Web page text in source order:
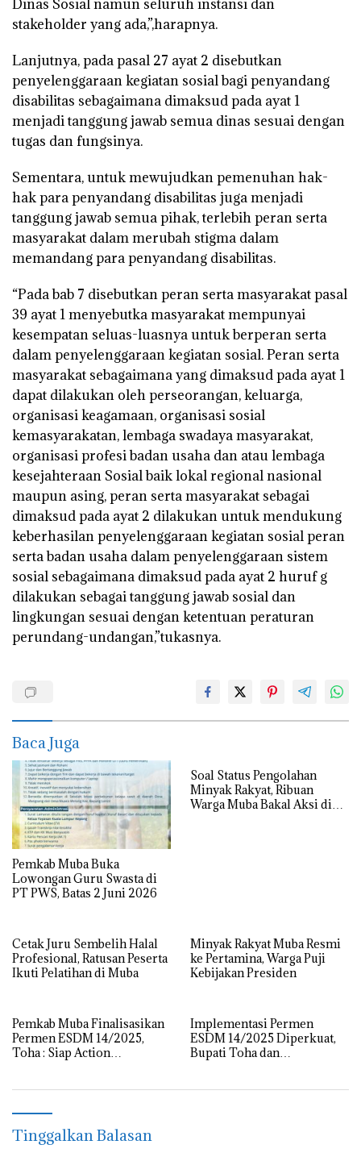
Dinas Sosial namun seluruh instansi dan
stakeholder yang ada,”,harapnya.
Lanjutnya, pada pasal 27 ayat 2 disebutkan
penyelenggaraan kegiatan sosial bagi penyandang
disabilitas sebagaimana dimaksud pada ayat 1
menjadi tanggung jawab semua dinas sesuai dengan
tugas dan fungsinya.
Sementara, untuk mewujudkan pemenuhan hak-
hak para penyandang disabilitas juga menjadi
tanggung jawab semua pihak, terlebih peran serta
masyarakat dalam merubah stigma dalam
memandang para penyandang disabilitas.
“Pada bab 7 disebutkan peran serta masyarakat pasal
39 ayat 1 menyebutka masyarakat mempunyai
kesempatan seluas-luasnya untuk berperan serta
dalam penyelenggaraan kegiatan sosial. Peran serta
masyarakat sebagaimana yang dimaksud pada ayat 1
dapat dilakukan oleh perseorangan, keluarga,
organisasi keagamaan, organisasi sosial
kemasyarakatan, lembaga swadaya masyarakat,
organisasi profesi badan usaha dan atau lembaga
kesejahteraan Sosial baik lokal regional nasional
maupun asing, peran serta masyarakat sebagai
dimaksud pada ayat 2 dilakukan untuk mendukung
keberhasilan penyelenggaraan kegiatan sosial peran
serta badan usaha dalam penyelenggaraan sistem
sosial sebagaimana dimaksud pada ayat 2 huruf g
dilakukan sebagai tanggung jawab sosial dan
lingkungan sesuai dengan ketentuan peraturan
perundang-undangan,”tukasnya.
Baca Juga
Pemkab Muba Buka
Lowongan Guru Swasta di
PT PWS, Batas 2 Juni 2026
Soal Status Pengolahan
Minyak Rakyat, Ribuan
Warga Muba Bakal Aksi di
Cetak Juru Sembelih Halal
Profesional, Ratusan Peserta
Ikuti Pelatihan di Muba
Minyak Rakyat Muba Resmi
ke Pertamina, Warga Puji
Kebijakan Presiden
Pemkab Muba Finalisasikan
Permen ESDM 14/2025,
Toha : Siap Action
Implementasi Permen
ESDM 14/2025 Diperkuat,
Bupati Toha dan
Tinggalkan Balasan